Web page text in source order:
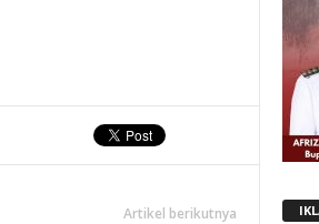
Artikel berikutnya